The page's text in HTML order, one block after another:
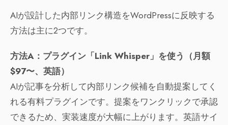
AIが設計した内部リンク構造をWordPressに反映する
方法は主に2つです。
方法A：プラグイン「Link Whisper」を使う（月額
$97〜、英語）
AIが記事を分析して内部リンク候補を自動提案してく
れる有料プラグインです。提案をワンクリックで承認
できるため、実装速度が大幅に上がります。英語サイ